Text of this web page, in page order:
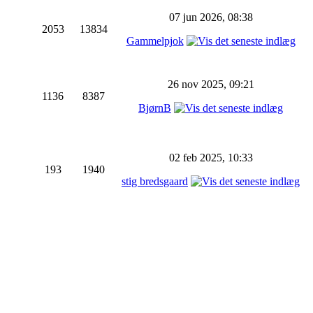
2053 13834
07 jun 2026, 08:38
Gammelpjok
1136 8387
26 nov 2025, 09:21
BjørnB
193 1940
02 feb 2025, 10:33
stig bredsgaard